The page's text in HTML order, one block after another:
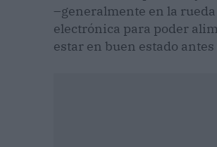
–generalmente en la
electrónica para poder
estar en buen estado